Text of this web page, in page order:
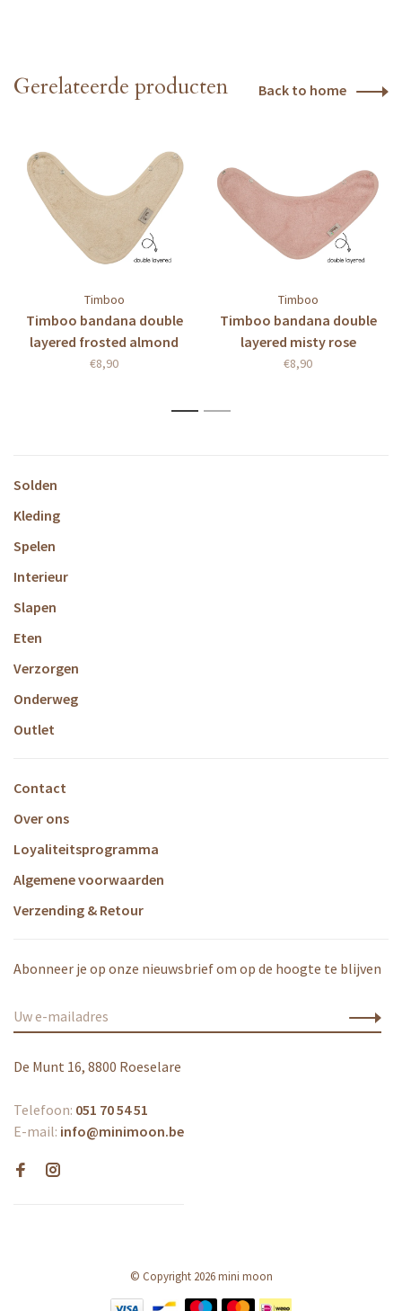
Gerelateerde producten Back to home
Timboo
Timboo bandana double
layered frosted almond
€8,90
Timboo
Timboo bandana double
layered misty rose
€8,90
1 2
Solden
Kleding
Spelen
Interieur
Slapen
Eten
Verzorgen
Onderweg
Outlet
Contact
Over ons
Loyaliteitsprogramma
Algemene voorwaarden
Verzending & Retour
Abonneer je op onze nieuwsbrief om op de hoogte te blijven
De Munt 16, 8800 Roeselare
Telefoon: 051 70 54 51
E-mail: info@minimoon.be
© Copyright 2026 mini moon